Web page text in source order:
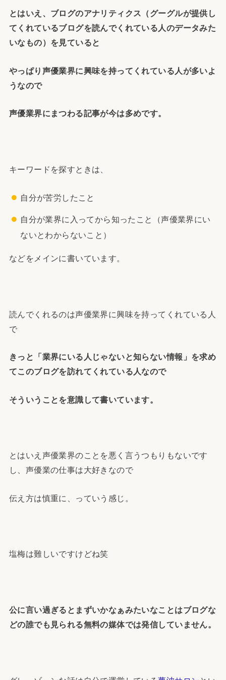
とはいえ、ブログのアナリティクス（グーグルが提供し
てくれているブログを読んでくれている人のデータみた
いなもの）を見ていると
やっぱり声優業界に興味を持ってくれている人が多いよ
うなので
声優業界にまつわる記事が今は多めです。
キーワードを探すときは、
自分が苦労したこと
自分が業界に入ってから知ったこと（声優業界にい
ないとわからないこと）
などをメインに書いています。
読んでくれるのは声優業界に興味を持ってくれている人
で
きっと「業界にいる人じゃないと知らない情報」を求め
てこのブログを訪れてくれている人なので
そういうことを意識して書いています。
とはいえ声優業界のことを悪く言うつもりもないです
し、声優業の仕事は大好きなので
伝え方は慎重に、っていう感じ。
塩梅は難しいですけどね笑
公に言い過ぎるとまずいかなぁみたいなことはブログな
どの誰でも見られる無料の媒体では発信していません。